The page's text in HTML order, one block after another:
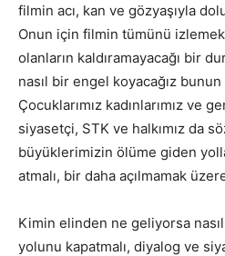
filmin acı, kan ve gözyaşıyla
Onun için filmin tümünü
olanların kaldıramayacağı bir
nasıl bir engel koyacağız bunun
Çocuklarımız kadınlarımız ve
siyasetçi, STK ve halkımız da
büyüklerimizin ölüme giden
atmalı, bir daha açılmamak
Kimin elinden ne geliyorsa
yolunu kapatmalı, diyalog ve